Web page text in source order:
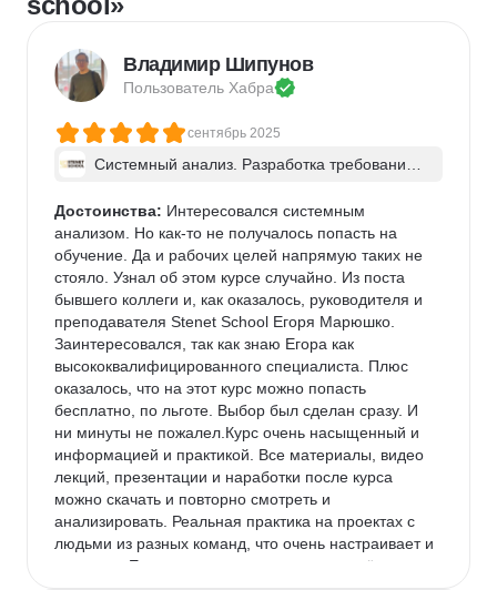
Владимир Шипунов
Пользователь Хабра
сентябрь 2025
Системный анализ. Разработка требований
нты - в группе
Достоинства: Интересовался системным
анализом. Но как-то не получалось попасть на
обучение. Да и рабочих целей напрямую таких не
стояло. Узнал об этом курсе случайно. Из поста
бывшего коллеги и, как оказалось, руководителя и
преподавателя Stenet School Егоря Марюшко.
Заинтересовался, так как знаю Егора как
высококвалифицированного специалиста. Плюс
оказалось, что на этот курс можно попасть
бесплатно, по льготе. Выбор был сделан сразу. И
ни минуты не пожалел.Курс очень насыщенный и
информацией и практикой. Все материалы, видео
лекций, презентации и наработки после курса
можно скачать и повторно смотреть и
анализировать. Реальная практика на проектах с
людьми из разных команд, что очень настраивает и
помогает. Егор очень хорошо и понятно всё